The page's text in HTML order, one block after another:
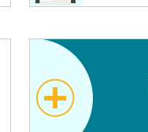
办受理平台“高效
服务模块申报页